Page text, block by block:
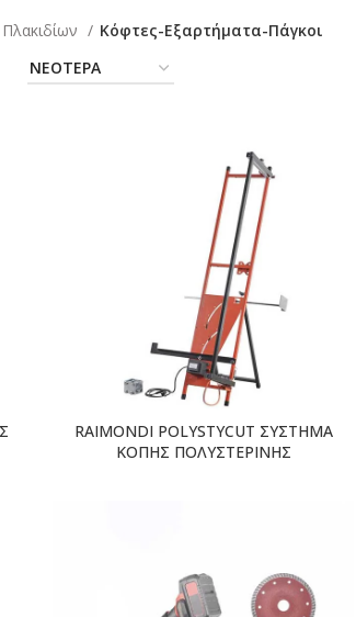
Κόφτες-Εξαρτήματα-Πάγκοι
RAIMONDI POLYSTYCUT ΣΥΣΤΗΜΑ
ΚΟΠΗΣ ΠΟΛΥΣΤΕΡΙΝΗΣ